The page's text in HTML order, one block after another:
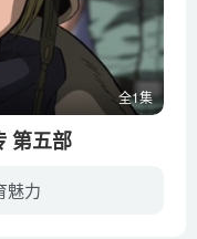
全1集
第五部
魅力